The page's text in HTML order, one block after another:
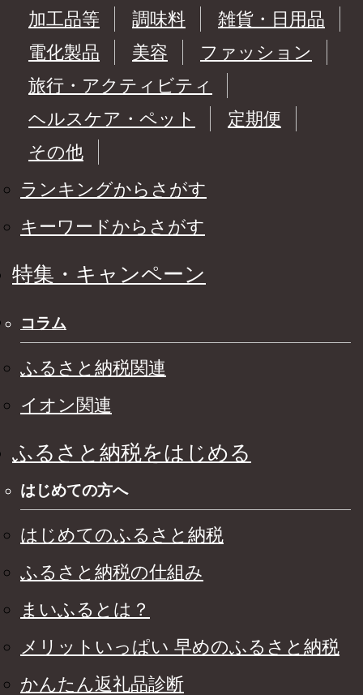
加工品等
調味料
雑貨・日用品
電化製品
美容
ファッション
旅行・アクティビティ
ヘルスケア・ペット
定期便
その他
ランキングからさがす
キーワードからさがす
特集・キャンペーン
コラム
ふるさと納税関連
イオン関連
ふるさと納税をはじめる
はじめての方へ
はじめてのふるさと納税
ふるさと納税の仕組み
まいふるとは？
メリットいっぱい 早めのふるさと納税
かんたん返礼品診断